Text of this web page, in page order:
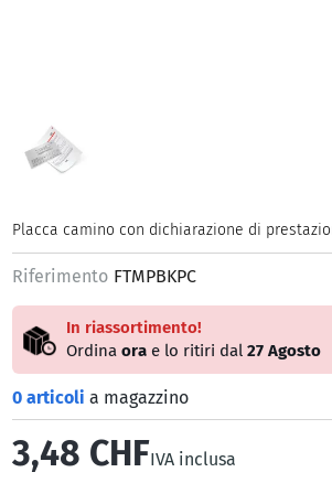
Placca camino con dichiarazione di
Riferimento FTMPBKPC
In riassortimento!
Ordinaora e lo ritiri dal27 Agosto
0 articolia magazzino
3,48 CHFIVA inclusa